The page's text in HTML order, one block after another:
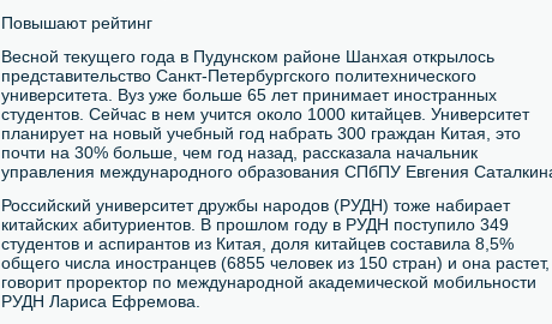
Повышают рейтинг
Весной текущего года в Пудунском районе Шанхая открылось
представительство Санкт-Петербургского политехнического
университета. Вуз уже больше 65 лет принимает иностранных
студентов. Сейчас в нем учится около 1000 китайцев. Университет
планирует на новый учебный год набрать 300 граждан Китая, это
почти на 30% больше, чем год назад, рассказала начальник
управления международного образования СПбПУ Евгения
Российский университет дружбы народов (РУДН) тоже набирает
китайских абитуриентов. В прошлом году в РУДН поступило 349
студентов и аспирантов из Китая, доля китайцев составила 8,5%
общего числа иностранцев (6855 человек из 150 стран) и она растет,
говорит проректор по международной академической мобильности
РУДН Лариса Ефремова.